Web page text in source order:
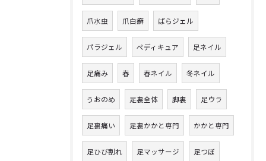
爪水虫 爪白癬 ぱらジェル
パラジェル ペディキュア 足ネイル
足痛み 春 春ネイル 冬ネイル
うおのめ 足裏全体 脚裏 足ウラ
足裏痛い 足裏かかと専門 かかと専門
足ひび割れ 足マッサージ 足つぼ